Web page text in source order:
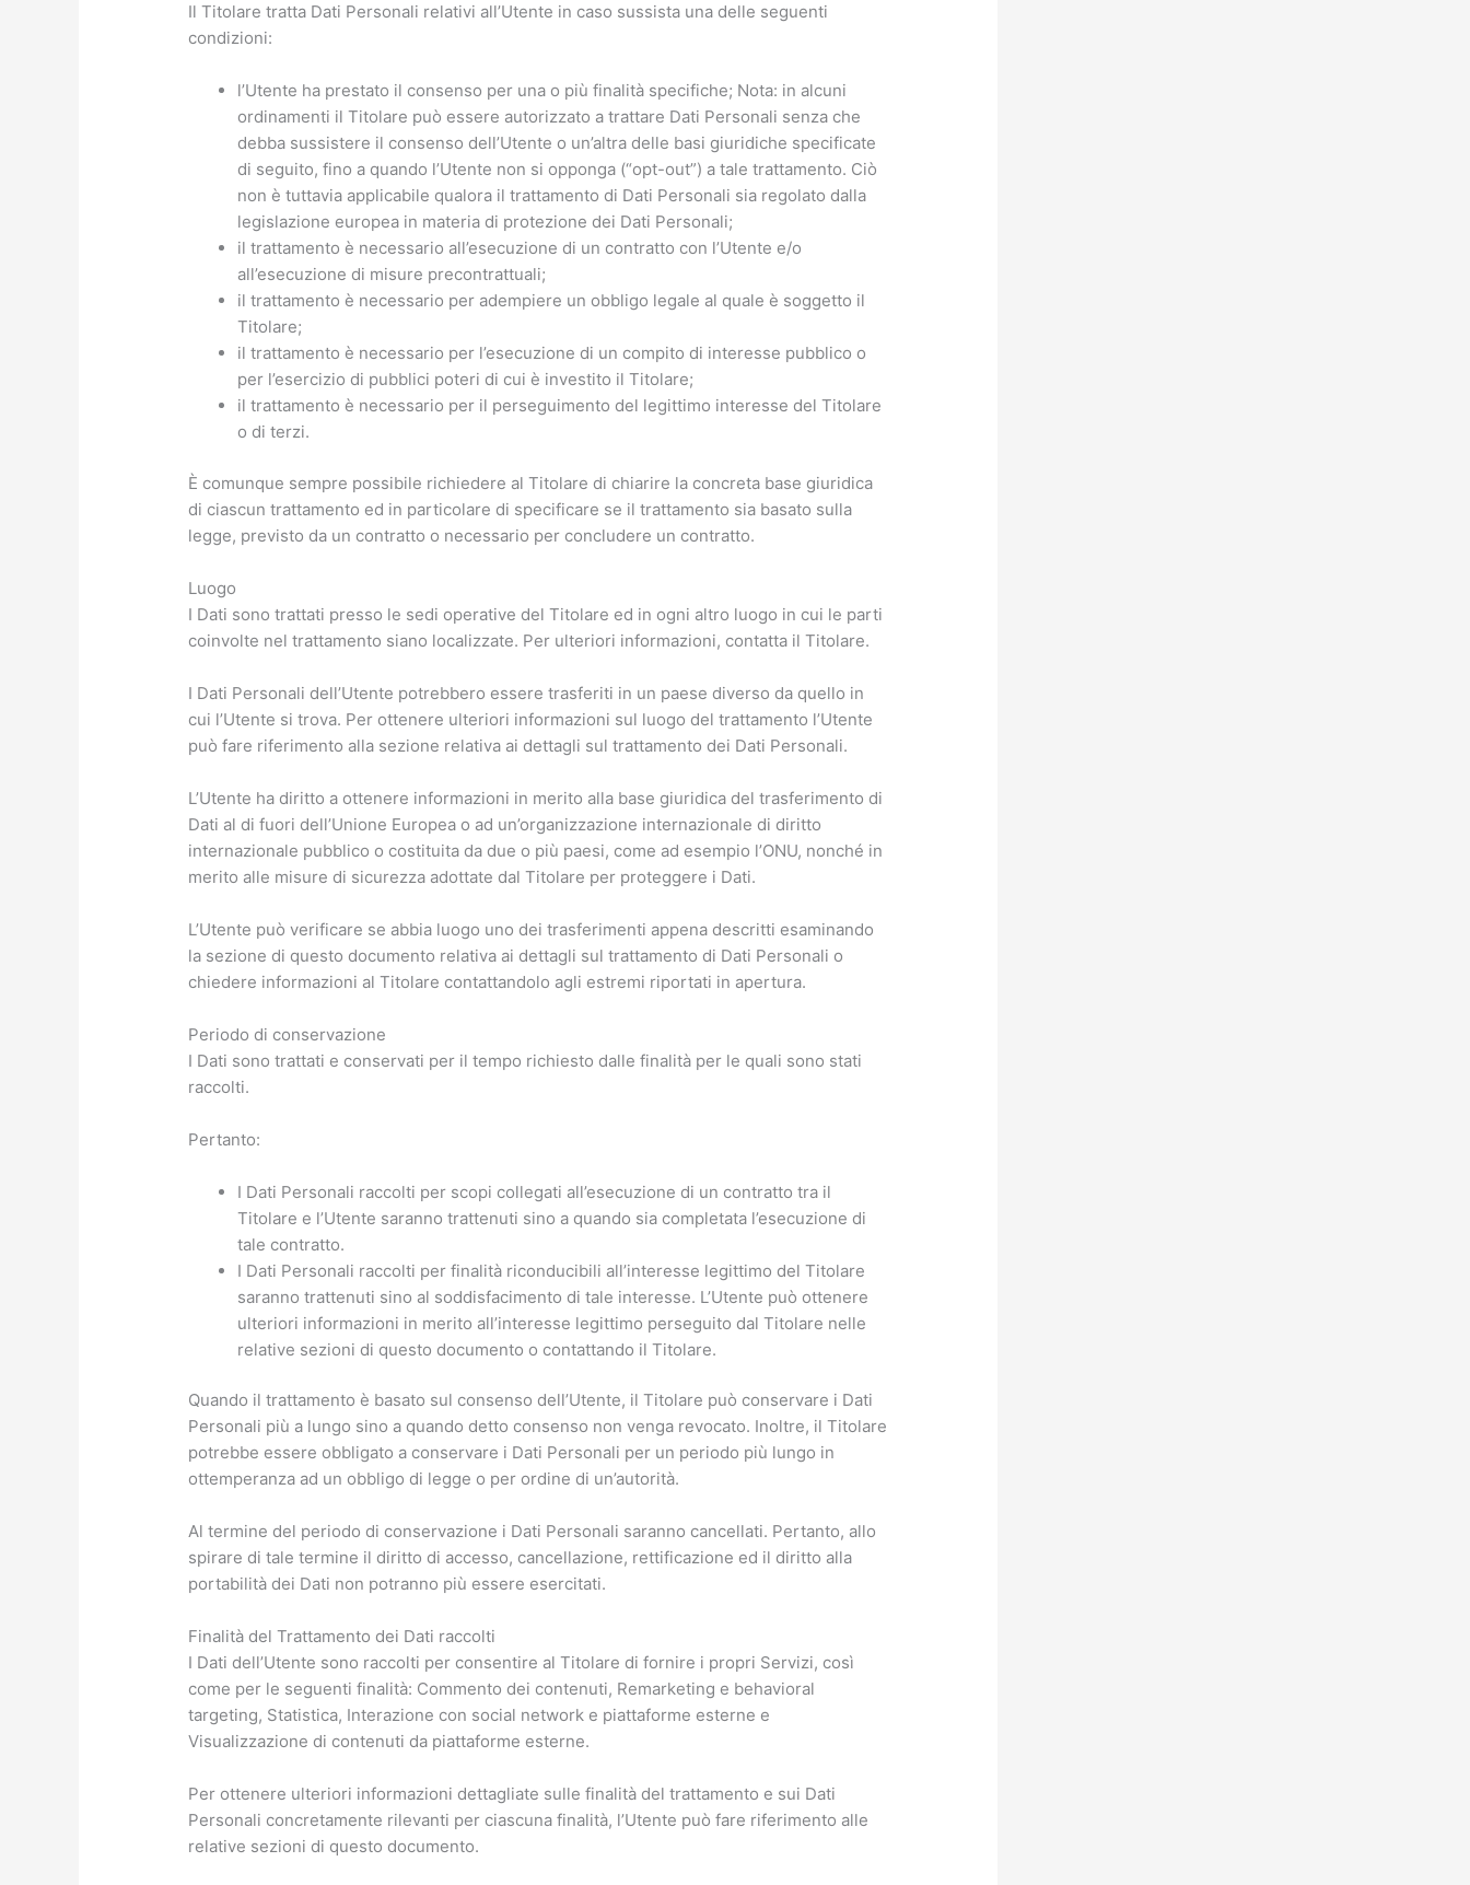
Il Titolare tratta Dati Personali relativi all’Utente in caso sussista una delle seguenti
condizioni:
l’Utente ha prestato il consenso per una o più finalità specifiche; Nota: in alcuni
ordinamenti il Titolare può essere autorizzato a trattare Dati Personali senza che
debba sussistere il consenso dell’Utente o un’altra delle basi giuridiche specificate
di seguito, fino a quando l’Utente non si opponga (“opt-out”) a tale trattamento. Ciò
non è tuttavia applicabile qualora il trattamento di Dati Personali sia regolato dalla
legislazione europea in materia di protezione dei Dati Personali;
il trattamento è necessario all’esecuzione di un contratto con l’Utente e/o
all’esecuzione di misure precontrattuali;
il trattamento è necessario per adempiere un obbligo legale al quale è soggetto il
Titolare;
il trattamento è necessario per l’esecuzione di un compito di interesse pubblico o
per l’esercizio di pubblici poteri di cui è investito il Titolare;
il trattamento è necessario per il perseguimento del legittimo interesse del Titolare
o di terzi.
È comunque sempre possibile richiedere al Titolare di chiarire la concreta base giuridica
di ciascun trattamento ed in particolare di specificare se il trattamento sia basato sulla
legge, previsto da un contratto o necessario per concludere un contratto.
Luogo
I Dati sono trattati presso le sedi operative del Titolare ed in ogni altro luogo in cui le parti
coinvolte nel trattamento siano localizzate. Per ulteriori informazioni, contatta il Titolare.
I Dati Personali dell’Utente potrebbero essere trasferiti in un paese diverso da quello in
cui l’Utente si trova. Per ottenere ulteriori informazioni sul luogo del trattamento l’Utente
può fare riferimento alla sezione relativa ai dettagli sul trattamento dei Dati Personali.
L’Utente ha diritto a ottenere informazioni in merito alla base giuridica del trasferimento di
Dati al di fuori dell’Unione Europea o ad un’organizzazione internazionale di diritto
internazionale pubblico o costituita da due o più paesi, come ad esempio l’ONU, nonché in
merito alle misure di sicurezza adottate dal Titolare per proteggere i Dati.
L’Utente può verificare se abbia luogo uno dei trasferimenti appena descritti esaminando
la sezione di questo documento relativa ai dettagli sul trattamento di Dati Personali o
chiedere informazioni al Titolare contattandolo agli estremi riportati in apertura.
Periodo di conservazione
I Dati sono trattati e conservati per il tempo richiesto dalle finalità per le quali sono stati
raccolti.
Pertanto:
I Dati Personali raccolti per scopi collegati all’esecuzione di un contratto tra il
Titolare e l’Utente saranno trattenuti sino a quando sia completata l’esecuzione di
tale contratto.
I Dati Personali raccolti per finalità riconducibili all’interesse legittimo del Titolare
saranno trattenuti sino al soddisfacimento di tale interesse. L’Utente può ottenere
ulteriori informazioni in merito all’interesse legittimo perseguito dal Titolare nelle
relative sezioni di questo documento o contattando il Titolare.
Quando il trattamento è basato sul consenso dell’Utente, il Titolare può conservare i Dati
Personali più a lungo sino a quando detto consenso non venga revocato. Inoltre, il Titolare
potrebbe essere obbligato a conservare i Dati Personali per un periodo più lungo in
ottemperanza ad un obbligo di legge o per ordine di un’autorità.
Al termine del periodo di conservazione i Dati Personali saranno cancellati. Pertanto, allo
spirare di tale termine il diritto di accesso, cancellazione, rettificazione ed il diritto alla
portabilità dei Dati non potranno più essere esercitati.
Finalità del Trattamento dei Dati raccolti
I Dati dell’Utente sono raccolti per consentire al Titolare di fornire i propri Servizi, così
come per le seguenti finalità: Commento dei contenuti, Remarketing e behavioral
targeting, Statistica, Interazione con social network e piattaforme esterne e
Visualizzazione di contenuti da piattaforme esterne.
Per ottenere ulteriori informazioni dettagliate sulle finalità del trattamento e sui Dati
Personali concretamente rilevanti per ciascuna finalità, l’Utente può fare riferimento alle
relative sezioni di questo documento.